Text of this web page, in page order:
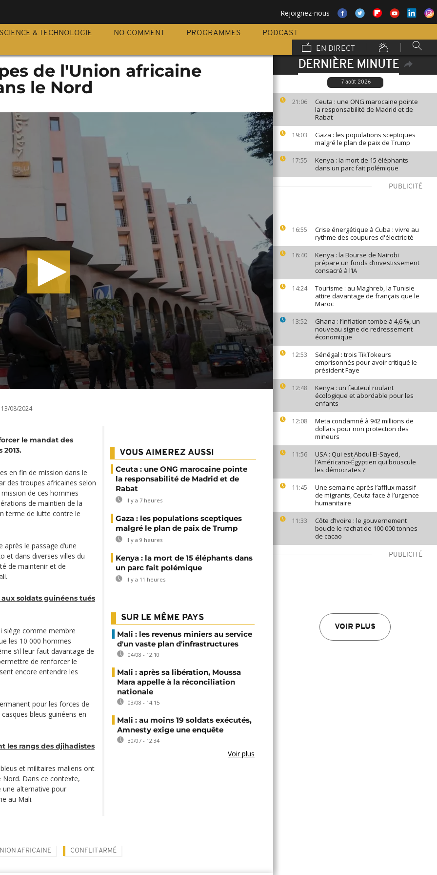
Rejoignez-nous
SCIENCE & TECHNOLOGIE NO COMMENT PROGRAMMES
PODCAST
EN DIRECT
DERNIÈRE MINUTE
7 août 2026
21:06
Ceuta : une ONG marocaine pointe
la responsabilité de Madrid et de
Rabat
19:03
Gaza : les populations sceptiques
malgré le plan de paix de Trump
17:55
Kenya : la mort de 15 éléphants
dans un parc fait polémique
PUBLICITÉ
16:55
Crise énergétique à Cuba : vivre au
rythme des coupures d'électricité
16:40
Kenya : la Bourse de Nairobi
prépare un fonds d’investissement
consacré à l’IA
14:24
Tourisme : au Maghreb, la Tunisie
attire davantage de français que le
Maroc
13:52
Ghana : l’inflation tombe à 4,6 %, un
nouveau signe de redressement
économique
12:53
Sénégal : trois TikTokeurs
emprisonnés pour avoir critiqué le
président Faye
12:48
Kenya : un fauteuil roulant
écologique et abordable pour les
enfants
12:08
Meta condamné à 942 millions de
dollars pour non protection des
mineurs
11:56
USA : Qui est Abdul El-Sayed,
l’Américano-Égyptien qui bouscule
les démocrates ?
11:45
Une semaine après l’afflux massif
de migrants, Ceuta face à l’urgence
humanitaire
11:33
Côte d’Ivoire : le gouvernement
boucle le rachat de 100 000 tonnes
de cacao
PUBLICITÉ
VOIR PLUS
de l'Union africaine
le Nord
13/08/2024
le mandat des
2013.
en fin de mission dans le
des troupes africaines selon
de ces hommes
de maintien de la
terme de lutte contre le
le passage d’une
et dans diverses villes du
de maintenir et de
soldats guinéens tués
siège comme membre
les 10 000 hommes
s’il leur faut davantage de
de renforcer le
encore entendre les
pour les forces de
bleus guinéens en
les rangs des djihadistes
et militaires maliens ont
Nord. Dans ce contexte,
une alternative pour
au Mali.
VOUS AIMEREZ AUSSI
Ceuta : une ONG marocaine pointe
la responsabilité de Madrid et de
Rabat
Il y a 7 heures
Gaza : les populations sceptiques
malgré le plan de paix de Trump
Il y a 9 heures
Kenya : la mort de 15 éléphants dans
un parc fait polémique
Il y a 11 heures
SUR LE MÊME PAYS
Mali : les revenus miniers au service
d'un vaste plan d'infrastructures
04/08 - 12:10
Mali : après sa libération, Moussa
Mara appelle à la réconciliation
nationale
03/08 - 14:15
Mali : au moins 19 soldats exécutés,
Amnesty exige une enquête
30/07 - 12:34
Voir plus
AFRICAINE CONFLIT ARMÉ